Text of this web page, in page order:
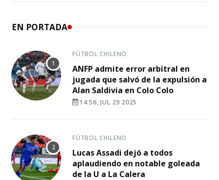
EN PORTADA
FÚTBOL CHILENO
ANFP admite error arbitral en
jugada que salvó de la expulsión a
Alan Saldivia en Colo Colo
14:56, JUL 29 2025
FÚTBOL CHILENO
Lucas Assadi dejó a todos
aplaudiendo en notable goleada
de la U a La Calera